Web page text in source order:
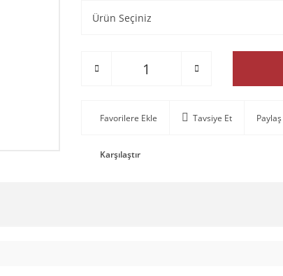
Tavsiye Et Paylaş
Karşılaştır